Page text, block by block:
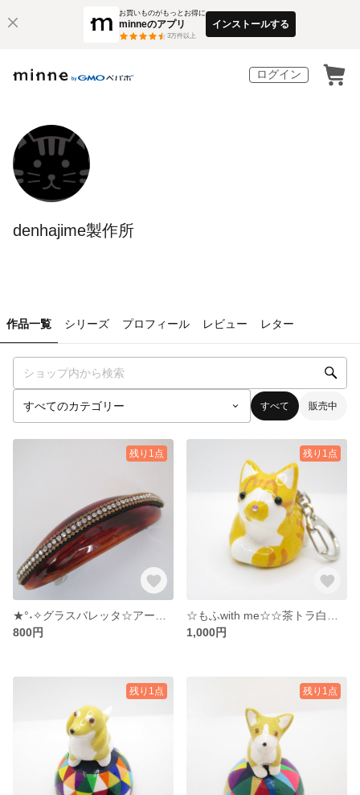
お買いものがもっとお得に
minneのアプリ
3万件以上
インストールする
ログイン
denhajime製作所
作品一覧 シリーズ プロフィール レビュー レター
すべて 販売中
残り1点
800円
残り1点
1,000円
残り1点 残り1点